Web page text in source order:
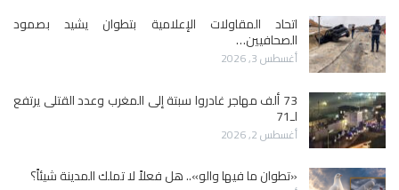
اتحاد المقاولات الإعلامية بتطوان يشيد بصمود
الصحافيين…
أغسطس 3, 2026
73 ألف مهاجر غادروا سبتة إلى المغرب وعدد القتلى يرتفع
لـ71
أغسطس 2, 2026
«تطوان ما فيها والو».. هل فعلاً لا تملك المدينة شيئاً؟